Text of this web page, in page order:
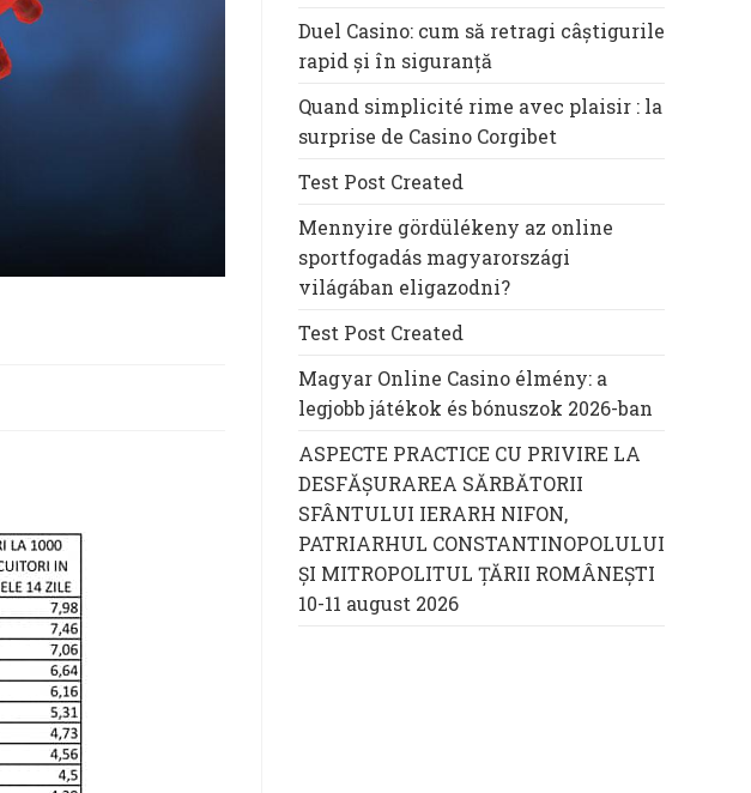
Duel Casino: cum să retragi câștigurile
rapid și în siguranță
Quand simplicité rime avec plaisir : la
surprise de Casino Corgibet
Test Post Created
Mennyire gördülékeny az online
sportfogadás magyarországi
világában eligazodni?
Test Post Created
Magyar Online Casino élmény: a
legjobb játékok és bónuszok 2026-ban
ASPECTE PRACTICE CU PRIVIRE LA
DESFĂȘURAREA SĂRBĂTORII
SFÂNTULUI IERARH NIFON,
PATRIARHUL CONSTANTINOPOLULUI
ŞI MITROPOLITUL ȚĂRII ROMÂNEȘTI
10-11 august 2026